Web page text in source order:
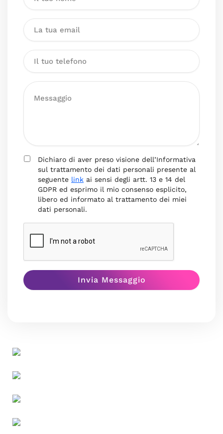
Dichiaro di aver preso visione dell’Informativa
sul trattamento dei dati personali presente al
seguente link ai sensi degli artt. 13 e 14 del
GDPR ed esprimo il mio consenso esplicito,
libero ed informato al trattamento dei miei
dati personali.